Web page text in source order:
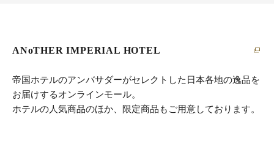
ANoTHER IMPERIAL HOTEL
帝国ホテルのアンバサダーがセレクトした日本各地の逸品を
お届けするオンラインモール。
ホテルの人気商品のほか、限定商品もご用意しております。